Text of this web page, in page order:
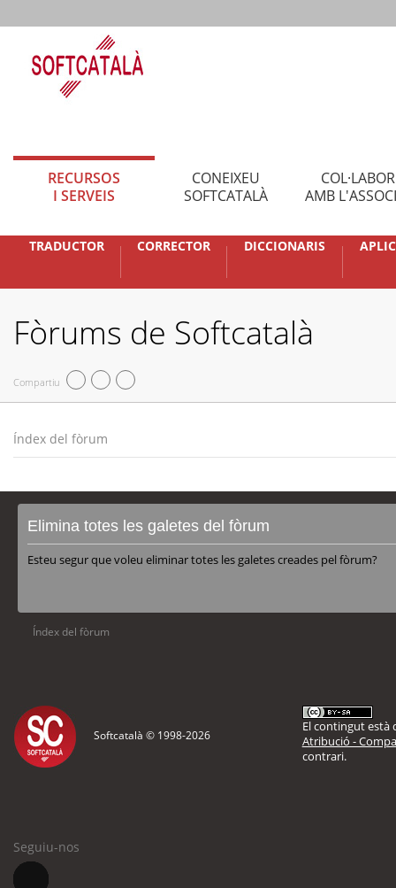
RECURSOS
I SERVEIS
CONEIXEU
SOFTCATALÀ
AMB
TRADUCTOR CORRECTOR DICCIONARIS
Fòrums de Softcatalà
Compartiu
Índex del fòrum
Elimina totes les galetes del fòrum
Esteu segur que voleu eliminar totes les galetes creades pel fòrum?
Índex del fòrum
Softcatalà © 1998-2026
El contingut està
Atribució -
contrari.
Seguiu-nos